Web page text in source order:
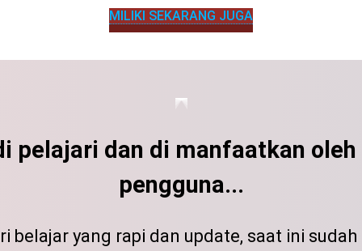
MILIKI SEKARANG JUGA
pelajari dan di manfaatkan
pengguna...
belajar yang rapi dan update, saat ini